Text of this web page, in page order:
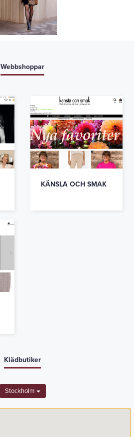
Webbshoppar
KÄNSLA OCH SMAK
Klädbutiker
Stockholm